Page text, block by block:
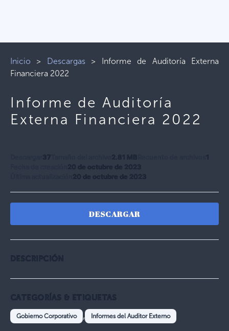
Inicio > Descargas> Informe de Auditoría Externa
Financiera 2022
Informe de Auditoría
Externa Financiera 2022
37 2.81 MB
1
20 de octubre de 2023
20 de octubre de 2023
DESCARGAR
DESCRIPCIÓN
CATEGORÍAS & ETIQUETAS
Gobierno Corporativo , Informes del Auditor Externo